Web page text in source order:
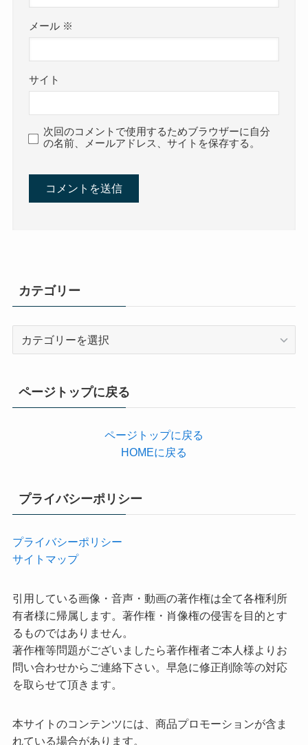
メール ※
サイト
次回のコメントで使用するためブラウザーに自分
の名前、メールアドレス、サイトを保存する。
カテゴリー
ページトップに戻る
ページトップに戻る
HOMEに戻る
プライバシーポリシー
プライバシーポリシー
サイトマップ
引用している画像・音声・動画の著作権は全て各権利所
有者様に帰属します。著作権・肖像権の侵害を目的とす
るものではありません。
著作権等問題がございましたら著作権者ご本人様よりお
問い合わせからご連絡下さい。早急に修正削除等の対応
を取らせて頂きます。
本サイトのコンテンツには、商品プロモーションが含ま
れている場合があります。